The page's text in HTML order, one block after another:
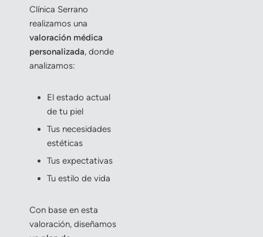
Clínica Serrano
realizamos una
valoración médica
personalizada, donde
analizamos:
El estado actual
de tu piel
Tus necesidades
estéticas
Tus expectativas
Tu estilo de vida
Con base en esta
valoración, diseñamos